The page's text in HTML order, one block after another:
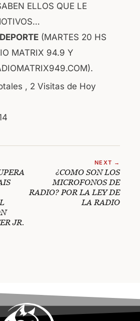
ELLOS QUE LE
(MARTES 20 HS
MATRIX 94.9 Y
, 2 Visitas de Hoy
JR.
NEXT →
¿COMO SON LOS
MICROFONOS DE
RADIO? POR LA LEY DE
LA RADIO